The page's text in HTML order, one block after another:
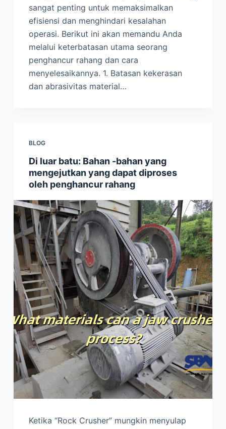
sangat penting untuk memaksimalkan
efisiensi dan menghindari kesalahan
operasi. Berikut ini akan memandu Anda
melalui keterbatasan utama seorang
penghancur rahang dan cara
menyelesaikannya. 1. Batasan kekerasan
dan abrasivitas material…
BLOG
Di luar batu: Bahan -bahan yang
mengejutkan yang dapat diproses
oleh penghancur rahang
Ketika “Rock Crusher” mungkin menyulap